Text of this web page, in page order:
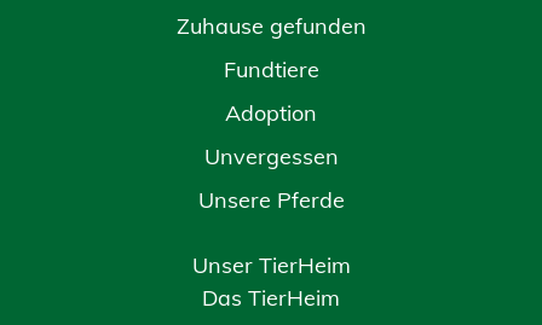
Zuhause gefunden
Fundtiere
Adoption
Unvergessen
Unsere Pferde
Unser TierHeim
Das TierHeim